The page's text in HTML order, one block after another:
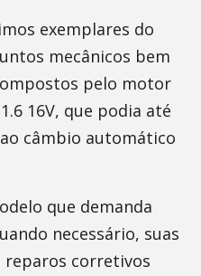
exemplares do
mecânicos bem
pelo motor
16V, que podia até
câmbio automático
que demanda
necessário, suas
reparos corretivos